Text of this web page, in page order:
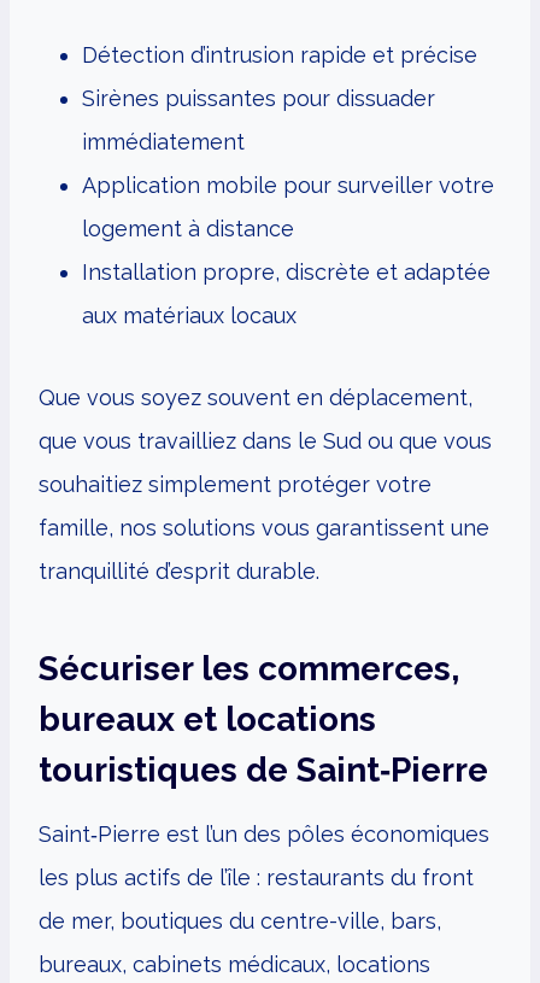
Détection d’intrusion rapide et précise
Sirènes puissantes pour dissuader
immédiatement
Application mobile pour surveiller votre
logement à distance
Installation propre, discrète et adaptée
aux matériaux locaux
Que vous soyez souvent en déplacement,
que vous travailliez dans le Sud ou que vous
souhaitiez simplement protéger votre
famille, nos solutions vous garantissent une
tranquillité d’esprit durable.
Sécuriser les commerces,
bureaux et locations
touristiques de Saint‑Pierre
Saint‑Pierre est l’un des pôles économiques
les plus actifs de l’île : restaurants du front
de mer, boutiques du centre-ville, bars,
bureaux, cabinets médicaux, locations